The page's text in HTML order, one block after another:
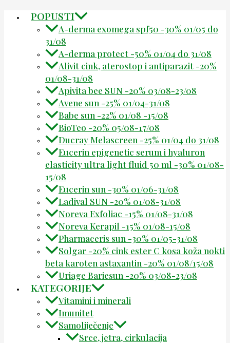
POPUSTI
A-derma exomega spf50 -30% 01/05 do
31/08
A-derma protect -50% 01/04 do 31/08
Alivit cink, aterostop i antiparazit -20%
01/08-31/08
Apivita bee SUN -20% 03/08-23/08
Avene sun -25% 01/04-31/08
Babe sun -22% 01/08 -15/08
BioTeo -20% 05/08-17/08
Ducray Melascreen -25% 01/04 do 31/08
Eucerin epigenetic serum i hyaluron
elasticity ultra light fluid 50 ml -30% 01/08-
15/08
Eucerin sun -30% 01/06-31/08
Ladival SUN -20% 01/08-31/08
Noreva Exfoliac -15% 01/08-31/08
Noreva Kerapil -15% 01/08-15/08
Pharmaceris sun -30% 01/05-31/08
Solgar -20% cink ester C kosa koža nokti
beta karoten astaxantin -20% 01/08/15/08
Uriage Bariesun -20% 03/08-23/08
KATEGORIJE
Vitamini i minerali
Imunitet
Samoliječenje
Srce, jetra, cirkulacija